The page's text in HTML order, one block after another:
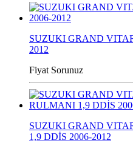
SUZUKI GRAND
2012
Fiyat Sorunuz
SUZUKI GRAND
1,9 DDİS 2006-2012